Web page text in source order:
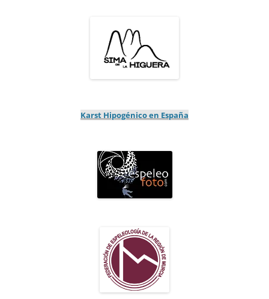
Karst Hipogénico en España